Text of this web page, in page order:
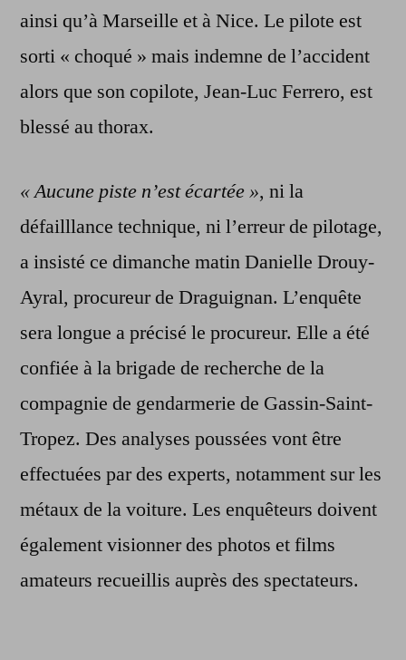
ainsi qu’à Marseille et à Nice. Le pilote est
sorti « choqué » mais indemne de l’accident
alors que son copilote, Jean-Luc Ferrero, est
blessé au thorax.
« Aucune piste n’est écartée », ni la
défailllance technique, ni l’erreur de pilotage,
a insisté ce dimanche matin Danielle Drouy-
Ayral, procureur de Draguignan. L’enquête
sera longue a précisé le procureur. Elle a été
confiée à la brigade de recherche de la
compagnie de gendarmerie de Gassin-Saint-
Tropez. Des analyses poussées vont être
effectuées par des experts, notamment sur les
métaux de la voiture. Les enquêteurs doivent
également visionner des photos et films
amateurs recueillis auprès des spectateurs.